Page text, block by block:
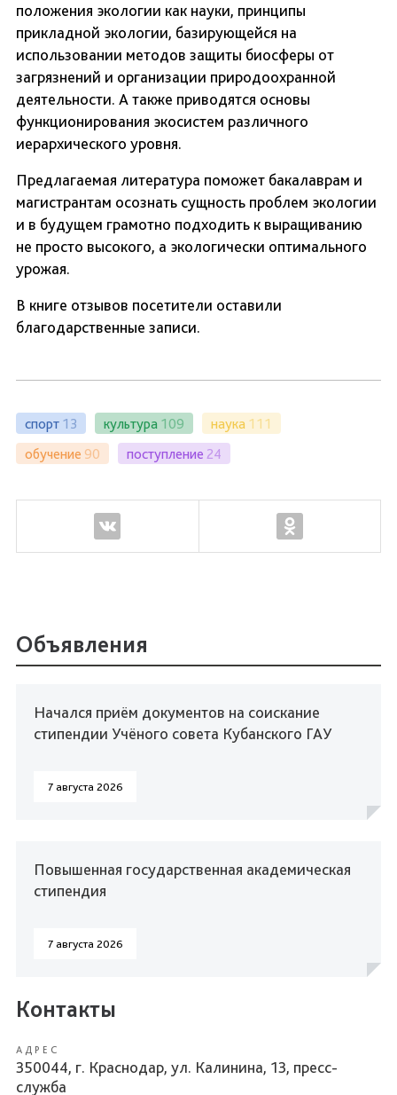
положения экологии как науки, принципы
прикладной экологии, базирующейся на
использовании методов защиты биосферы от
загрязнений и организации природоохранной
деятельности. А также приводятся основы
функционирования экосистем различного
иерархического уровня.
Предлагаемая литература поможет бакалаврам и
магистрантам осознать сущность проблем экологии
и в будущем грамотно подходить к выращиванию
не просто высокого, а экологически оптимального
урожая.
В книге отзывов посетители оставили
благодарственные записи.
спорт 13 культура 109 наука 111
обучение 90 поступление 24
Объявления
Начался приём документов на соискание
стипендии Учёного совета Кубанского ГАУ
7 августа 2026
Повышенная государственная академическая
стипендия
7 августа 2026
Контакты
АДРЕС
350044, г. Краснодар, ул. Калинина, 13, пресс-
служба